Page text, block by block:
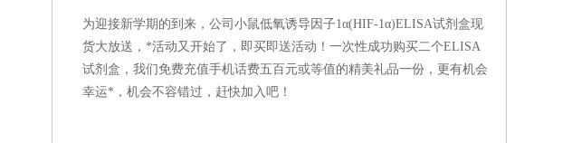
为迎接新学期的到来，公司小鼠低氧诱导因子1α(HIF-1α)ELISA试剂盒现
货大放送，*活动又开始了，即买即送活动！一次性成功购买二个ELISA
试剂盒，我们免费充值手机话费五百元或等值的精美礼品一份，更有机会
幸运*，机会不容错过，赶快加入吧！